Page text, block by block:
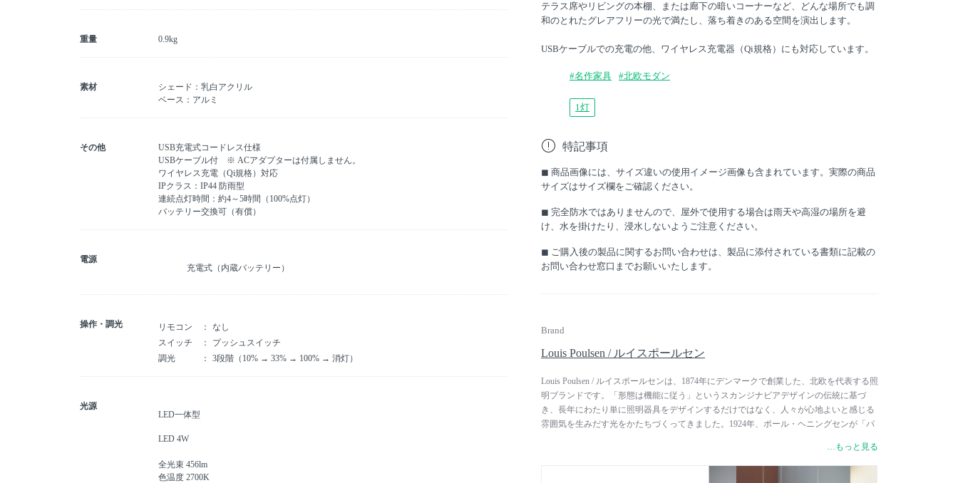
テラス席やリビングの本棚、または廊下の暗いコーナーなど、どんな場所でも調
和のとれたグレアフリーの光で満たし、落ち着きのある空間を演出します。
USBケーブルでの充電の他、ワイヤレス充電器（Qi規格）にも対応しています。
#名作家具 #北欧モダン
1灯
特記事項
◼︎ 商品画像には、サイズ違いの使用イメージ画像も含まれています。実際の商品
サイズはサイズ欄をご確認ください。
◼︎ 完全防水ではありませんので、屋外で使用する場合は雨天や高湿の場所を避
け、水を掛けたり、浸水しないようご注意ください。
◼︎ ご購入後の製品に関するお問い合わせは、製品に添付されている書類に記載の
お問い合わせ窓口までお願いいたします。
Brand
Louis Poulsen / ルイスポールセン
Louis Poulsen / ルイスポールセンは、1874年にデンマークで創業した、北欧を代表する照
明ブランドです。「形態は機能に従う」というスカンジナビアデザインの伝統に基づ
き、長年にわたり単に照明器具をデザインするだけではなく、人々が心地よいと感じる
雰囲気を生みだす光をかたちづくってきました。1924年、ポール・ヘニングセンが「パ
は、光とデザインの2つをお互いに作用させようとするヘニングセンの考えに遡ること
ができますが、このランプはその先駆けとなりました。これ以降、ルイスポールセンは
…もっと見る
重量 0.9kg
素材
シェード：乳白アクリル
ベース：アルミ
その他
USB充電式コードレス仕様
USBケーブル付 ※ ACアダプターは付属しません。
ワイヤレス充電（Qi規格）対応
IPクラス：IP44 防雨型
連続点灯時間：約4～5時間（100%点灯）
バッテリー交換可（有償）
電源
充電式（内蔵バッテリー）
操作・調光 リモコン
なし
スイッチ
プッシュスイッチ
調光
3段階（10% → 33% → 100% → 消灯）
光源
LED一体型
LED 4W
全光束 456lm
色温度 2700K